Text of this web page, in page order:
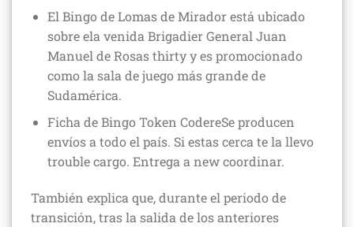
El Bingo de Lomas de Mirador está ubicado
sobre ela venida Brigadier General Juan
Manuel de Rosas thirty y es promocionado
como la sala de juego más grande de
Sudamérica.
Ficha de Bingo Token CodereSe producen
envíos a todo el país. Si estas cerca te la llevo
trouble cargo. Entrega a new coordinar.
También explica que, durante el periodo de
transición, tras la salida de los anteriores